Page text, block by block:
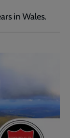
in Wales.